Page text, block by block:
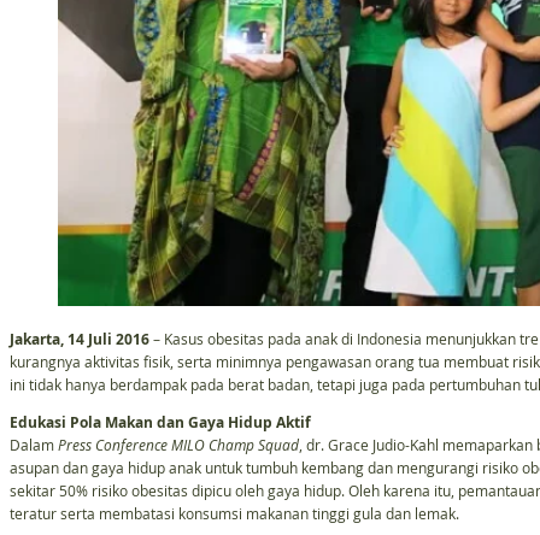
Jakarta, 14 Juli 2016– Kasus obesitas pada anak di Indonesia menunjukkan
kurangnya aktivitas fisik, serta minimnya pengawasan orang tua membuat
ini tidak hanya berdampak pada berat badan, tetapi juga pada pertumbuhan
Edukasi Pola Makan dan Gaya Hidup Aktif
DalamPress Conference MILO Champ Squad, dr. Grace Judio-Kahl
asupan dan gaya hidup anak untuk tumbuh kembang dan mengurangi risiko
sekitar 50% risiko obesitas dipicu oleh gaya hidup. Oleh karena itu,
teratur serta membatasi konsumsi makanan tinggi gula dan lemak.